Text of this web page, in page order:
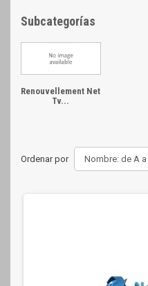
Subcategorías
Renouvellement Net
Tv...
Ordenar por